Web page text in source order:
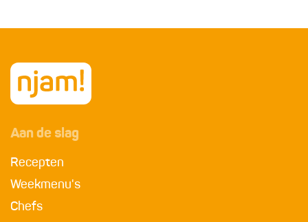
Aan de slag
Recepten
Weekmenu's
Chefs